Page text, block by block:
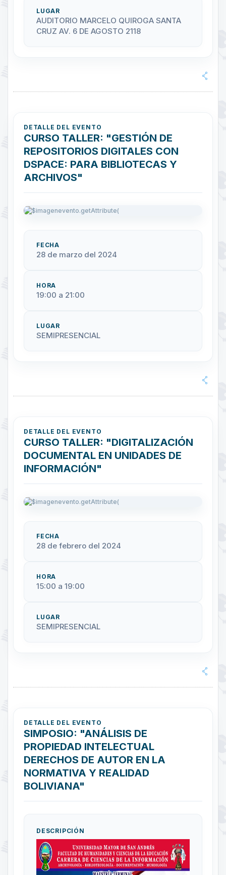
LUGAR
AUDITORIO MARCELO QUIROGA SANTA
CRUZ AV. 6 DE AGOSTO 2118
DETALLE DEL EVENTO
CURSO TALLER: "GESTIÓN DE
REPOSITORIOS DIGITALES CON
DSPACE: PARA BIBLIOTECAS Y
ARCHIVOS"
FECHA
28 de marzo del 2024
HORA
19:00 a 21:00
LUGAR
SEMIPRESENCIAL
DETALLE DEL EVENTO
CURSO TALLER: "DIGITALIZACIÓN
DOCUMENTAL EN UNIDADES DE
INFORMACIÓN"
FECHA
28 de febrero del 2024
HORA
15:00 a 19:00
LUGAR
SEMIPRESENCIAL
DETALLE DEL EVENTO
SIMPOSIO: "ANÁLISIS DE
PROPIEDAD INTELECTUAL
DERECHOS DE AUTOR EN LA
NORMATIVA Y REALIDAD
BOLIVIANA"
DESCRIPCIÓN